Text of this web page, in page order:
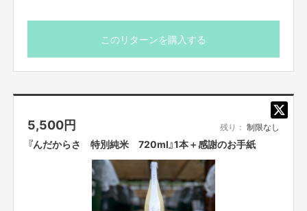
このリターンを購入する
5,500円 残り： 制限なし
『んだからさ 特別純米 720ml』1本＋感謝のお手紙